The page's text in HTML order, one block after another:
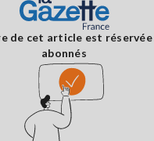
de cet article est réservée
abonnés